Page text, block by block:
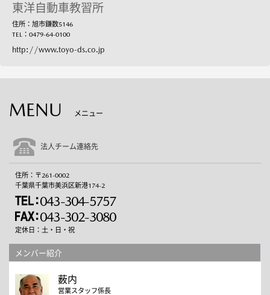
東洋自動車教習所
住所：旭市鎌数5146
TEL：0479-64-0100
http://www.toyo-ds.co.jp
MENU メニュー
法人チーム連絡先
住所：〒261-0002
千葉県千葉市美浜区新港174-2
043-304-5757
043-302-3080
定休日：土・日・祝
メンバー紹介
薮内
営業スタッフ係長